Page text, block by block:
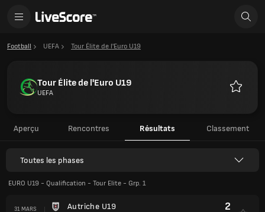
Football UEFA Tour Élite de l'Euro U19
Tour Élite de l'Euro U19
UEFA
Aperçu Rencontres Résultats Classement
Toutes les phases
EURO U19 - Qualification - Tour Elite - Grp. 1
31 MARS
Autriche U19
2